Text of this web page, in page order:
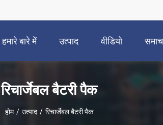
हमारे बारे में उत्पाद वीडियो
रिचार्जेबल बैटरी पैक
होम / उत्पाद / रिचार्जेबल बैटरी पैक